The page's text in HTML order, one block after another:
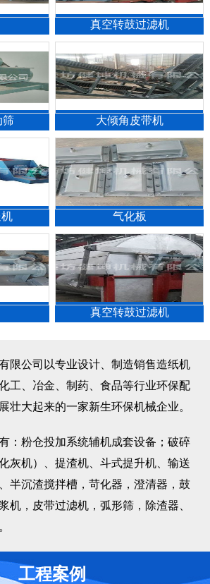
3
真空转鼓过滤机
筛 大倾角皮带机
气化板
真空转鼓过滤机
公司以专业设计、制造销售造纸机
工、冶金、制药、食品等行业环保配
壮大起来的一家新生环保机械企业。
：粉仓投加系统辅机成套设备；破碎
灰机）、提渣机、斗式提升机、输送
半沉渣搅拌槽，苛化器，澄清器，鼓
机，皮带过滤机，弧形筛，除渣器、
工程案例